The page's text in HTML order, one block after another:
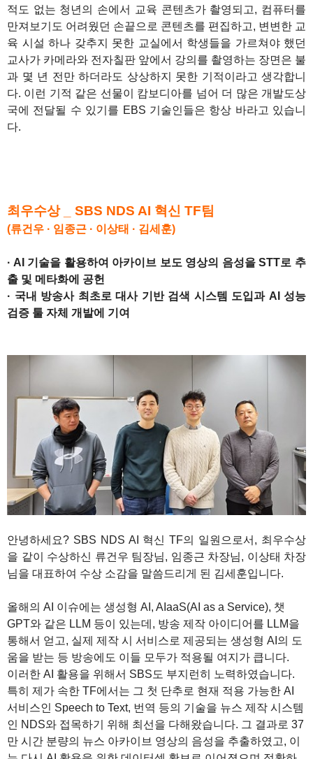
적도 없는 청년의 손에서 교육 콘텐츠가 촬영되고, 컴퓨터를
만져보기도 어려웠던 손끝으로 콘텐츠를 편집하고, 변변한 교
육 시설 하나 갖추지 못한 교실에서 학생들을 가르쳐야 했던
교사가 카메라와 전자칠판 앞에서 강의를 촬영하는 장면은 불
과 몇 년 전만 하더라도 상상하지 못한 기적이라고 생각합니
다. 이런 기적 같은 선물이 캄보디아를 넘어 더 많은 개발도상
국에 전달될 수 있기를 EBS 기술인들은 항상 바라고 있습니
다.
최우수상 _ SBS NDS AI 혁신 TF팀
(류건우 · 임종근 · 이상태 · 김세훈)
· AI 기술을 활용하여 아카이브 보도 영상의 음성을 STT로 추
출 및 메타화에 공헌
· 국내 방송사 최초로 대사 기반 검색 시스템 도입과 AI 성능
검증 툴 자체 개발에 기여
안녕하세요? SBS NDS AI 혁신 TF의 일원으로서, 최우수상
을 같이 수상하신 류건우 팀장님, 임종근 차장님, 이상태 차장
님을 대표하여 수상 소감을 말씀드리게 된 김세훈입니다.
올해의 AI 이슈에는 생성형 AI, AIaaS(AI as a Service), 챗
GPT와 같은 LLM 등이 있는데, 방송 제작 아이디어를 LLM을
통해서 얻고, 실제 제작 시 서비스로 제공되는 생성형 AI의 도
움을 받는 등 방송에도 이들 모두가 적용될 여지가 큽니다.
이러한 AI 활용을 위해서 SBS도 부지런히 노력하였습니다.
특히 제가 속한 TF에서는 그 첫 단추로 현재 적용 가능한 AI
서비스인 Speech to Text, 번역 등의 기술을 뉴스 제작 시스템
인 NDS와 접목하기 위해 최선을 다해왔습니다. 그 결과로 37
만 시간 분량의 뉴스 아카이브 영상의 음성을 추출하였고, 이